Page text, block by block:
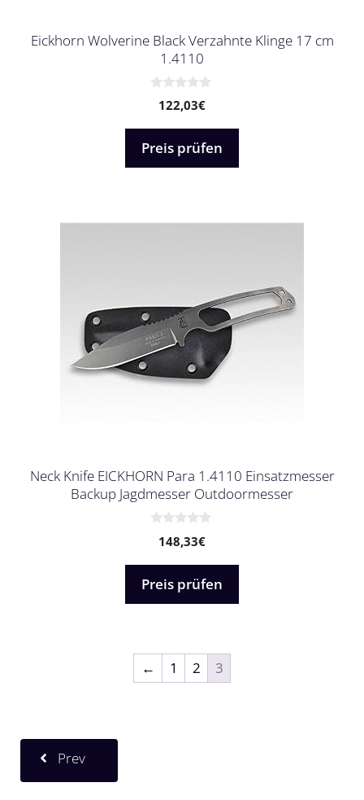
Eickhorn Wolverine Black Verzahnte Klinge 17 cm
1.4110
n
5
122,03€
Preis prüfen
Neck Knife EICKHORN Para 1.4110 Einsatzmesser
Backup Jagdmesser Outdoormesser
n
5
148,33€
Preis prüfen
← 1 2 3
Prev